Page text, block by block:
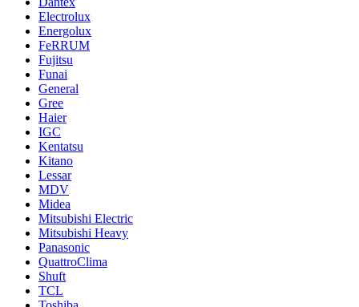
Electrolux
Energolux
FeRRUM
Fujitsu
Funai
General
Gree
Haier
IGC
Kentatsu
Kitano
Lessar
MDV
Midea
Mitsubishi Electric
Mitsubishi Heavy
Panasonic
QuattroClima
Shuft
TCL